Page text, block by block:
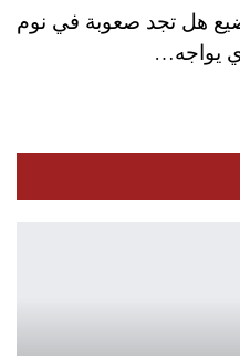
هل تجد صعوبة في نوم
يواجه…